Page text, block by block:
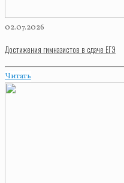
02.07.2026
Достижения гимназистов в сдаче ЕГЭ
Читать